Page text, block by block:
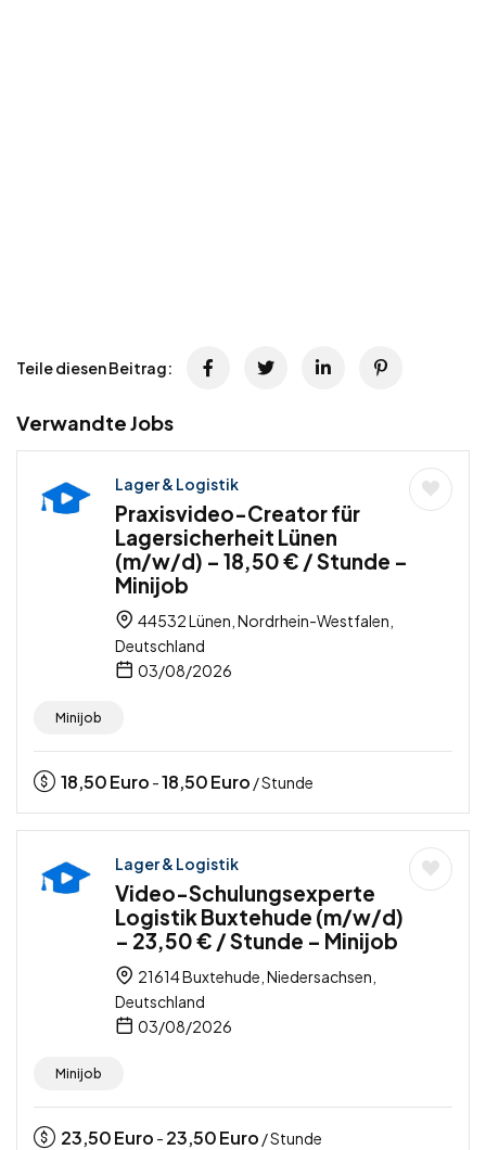
Teile diesen Beitrag:
Verwandte Jobs
Lager & Logistik
Praxisvideo-Creator für
Lagersicherheit Lünen
(m/w/d) – 18,50 € / Stunde –
Minijob
44532 Lünen, Nordrhein-Westfalen,
Deutschland
03/08/2026
Minijob
18,50Euro -18,50Euro / Stunde
Lager & Logistik
Video-Schulungsexperte
Logistik Buxtehude (m/w/d)
– 23,50 € / Stunde – Minijob
21614 Buxtehude, Niedersachsen,
Deutschland
03/08/2026
Minijob
23,50Euro - 23,50Euro / Stunde